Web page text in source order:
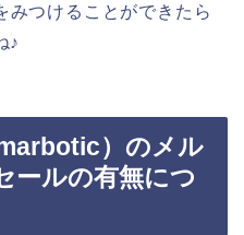
みつけることができたら
♪
）のメル
ールの有無につ